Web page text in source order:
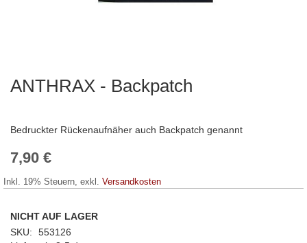
ANTHRAX - Backpatch
Bedruckter Rückenaufnäher auch Backpatch genannt
7,90 €
Inkl. 19% Steuern, exkl. Versandkosten
NICHT AUF LAGER
SKU
553126
Zum